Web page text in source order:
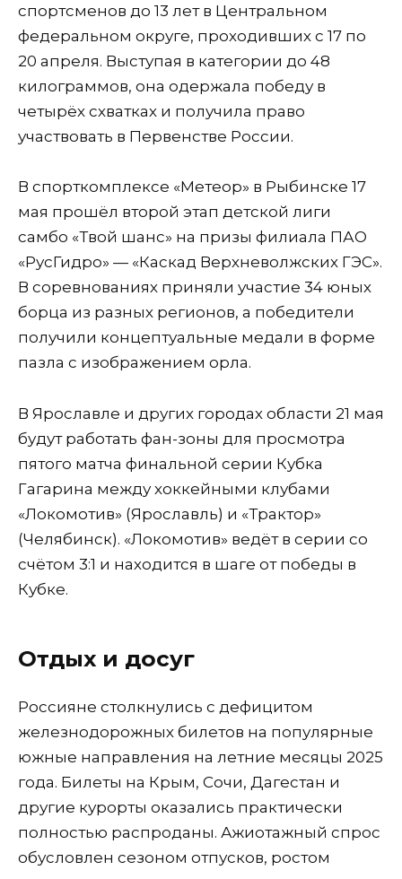
спортсменов до 13 лет в Центральном
федеральном округе, проходивших с 17 по
20 апреля. Выступая в категории до 48
килограммов, она одержала победу в
четырёх схватках и получила право
участвовать в Первенстве России.
В спорткомплексе «Метеор» в Рыбинске 17
мая прошёл второй этап детской лиги
самбо «Твой шанс» на призы филиала ПАО
«РусГидро» — «Каскад Верхневолжских ГЭС».
В соревнованиях приняли участие 34 юных
борца из разных регионов, а победители
получили концептуальные медали в форме
пазла с изображением орла.
В Ярославле и других городах области 21 мая
будут работать фан-зоны для просмотра
пятого матча финальной серии Кубка
Гагарина между хоккейными клубами
«Локомотив» (Ярославль) и «Трактор»
(Челябинск). «Локомотив» ведёт в серии со
счётом 3:1 и находится в шаге от победы в
Кубке.
Отдых и досуг
Россияне столкнулись с дефицитом
железнодорожных билетов на популярные
южные направления на летние месяцы 2025
года. Билеты на Крым, Сочи, Дагестан и
другие курорты оказались практически
полностью распроданы. Ажиотажный спрос
обусловлен сезоном отпусков, ростом